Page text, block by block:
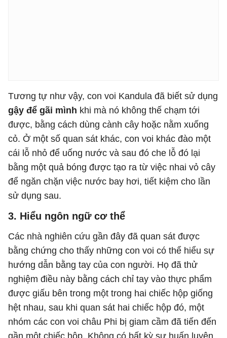
Tương tự như vậy, con voi Kandula đã biết sử dụng
gậy để gãi mình khi mà nó không thế chạm tới
được, bằng cách dùng cành cây hoặc nằm xuống
cỏ. Ở một số quan sát khác, con voi khác đào một
cái lỗ nhỏ để uống nước và sau đó che lỗ đó lại
bằng một quả bóng được tạo ra từ việc nhai vỏ cây
để ngăn chặn việc nước bay hơi, tiết kiệm cho lần
sử dụng sau.
3. Hiểu ngôn ngữ cơ thể
Các nhà nghiên cứu gần đây đã quan sát được
bằng chứng cho thấy những con voi có thể hiểu sự
hướng dẫn bằng tay của con người. Họ đã thử
nghiệm điều này bằng cách chỉ tay vào thực phẩm
được giấu bên trong một trong hai chiếc hộp giống
hệt nhau, sau khi quan sát hai chiếc hộp đó, một
nhóm các con voi châu Phi bị giam cầm đã tiến đến
gần một chiếc hộp. Không có bất kỳ sự huấn luyện